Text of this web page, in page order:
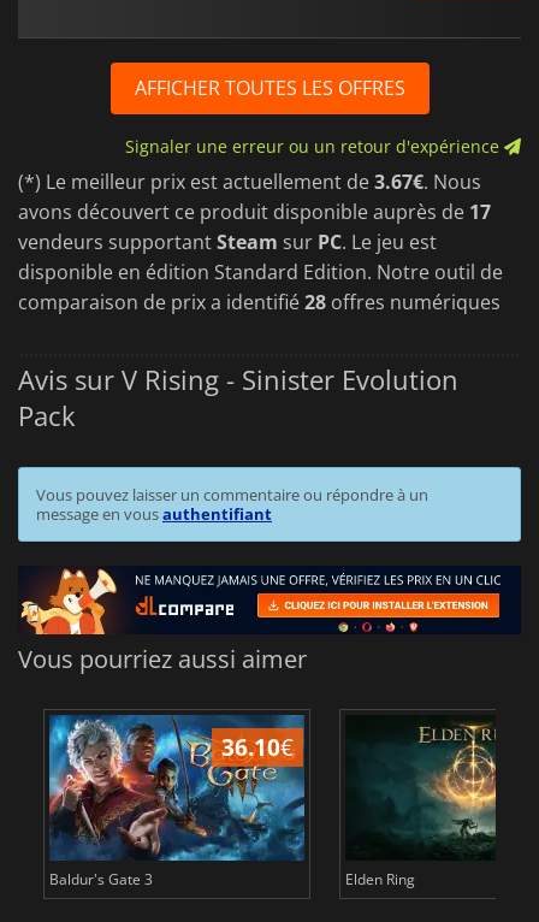
AFFICHER TOUTES LES OFFRES
Signaler une erreur ou un retour d'expérience
(*) Le meilleur prix est actuellement de3.67€. Nous
avons découvert ce produit disponible auprès de 17
vendeurs supportantSteam sur PC. Le jeu est
disponible en édition Standard Edition. Notre outil de
comparaison de prix a identifié28 offres numériques
Avis sur V Rising - Sinister Evolution
Pack
Vous pouvez laisser un commentaire ou répondre à un
message en vousauthentifiant
Vous pourriez aussi aimer
36.10€
Baldur's Gate 3 Elden Ring